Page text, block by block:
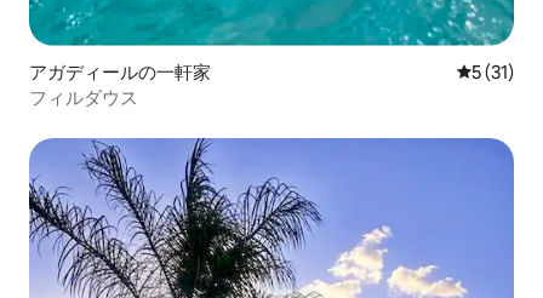
アガディールの一軒家 レビュー
5 (31)
フィルダウス